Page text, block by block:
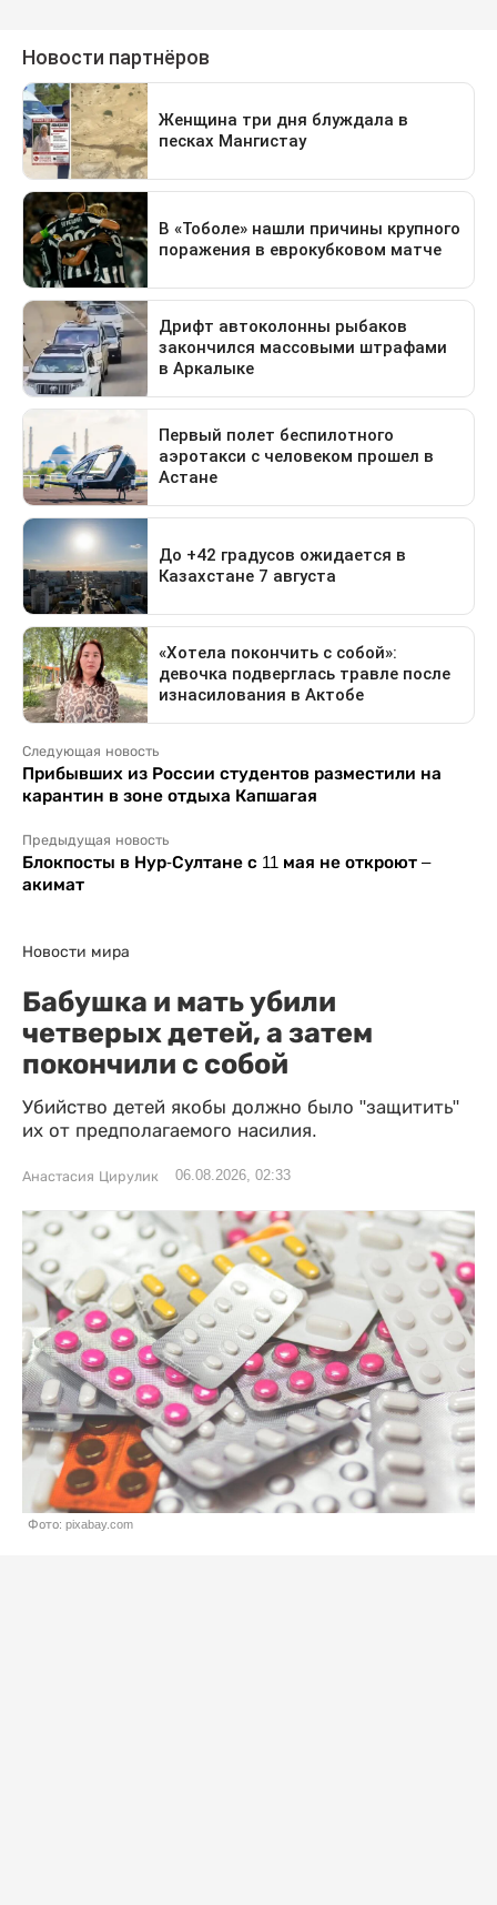
Следующая новость
Прибывших из России студентов разместили на
карантин в зоне отдыха Капшагая
Предыдущая новость
Блокпосты в Нур-Султане с 11 мая не откроют –
акимат
Новости мира
Бабушка и мать убили
четверых детей, а затем
покончили с собой
Убийство детей якобы должно было "защитить"
их от предполагаемого насилия.
Анастасия Цирулик 06.08.2026, 02:33
Фото: pixabay.com